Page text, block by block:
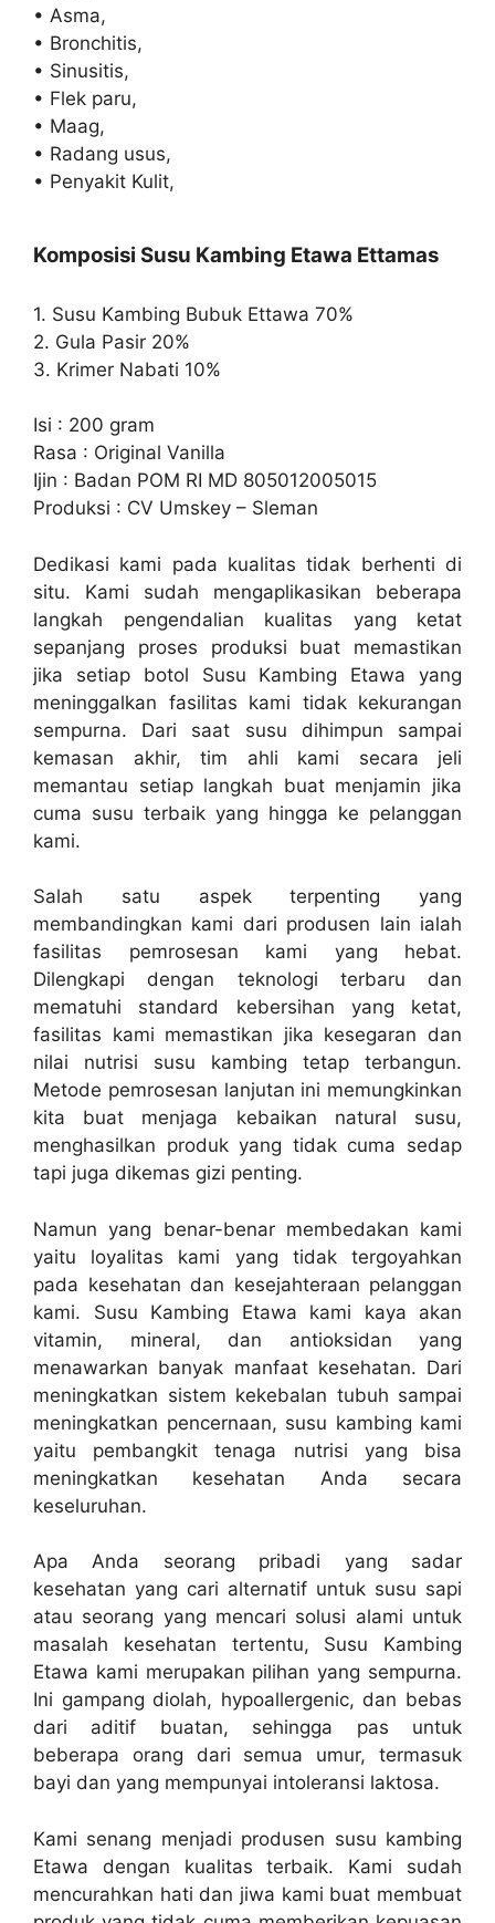
• Asma,
• Bronchitis,
• Sinusitis,
• Flek paru,
• Maag,
• Radang usus,
• Penyakit Kulit,
Komposisi Susu Kambing Etawa Ettamas
1. Susu Kambing Bubuk Ettawa 70%
2. Gula Pasir 20%
3. Krimer Nabati 10%
Isi : 200 gram
Rasa : Original Vanilla
Ijin : Badan POM RI MD 805012005015
Produksi : CV Umskey – Sleman
Dedikasi kami pada kualitas tidak berhenti di
situ. Kami sudah mengaplikasikan beberapa
langkah pengendalian kualitas yang ketat
sepanjang proses produksi buat memastikan
jika setiap botol Susu Kambing Etawa yang
meninggalkan fasilitas kami tidak kekurangan
sempurna. Dari saat susu dihimpun sampai
kemasan akhir, tim ahli kami secara jeli
memantau setiap langkah buat menjamin jika
cuma susu terbaik yang hingga ke pelanggan
kami.
Salah satu aspek terpenting yang
membandingkan kami dari produsen lain ialah
fasilitas pemrosesan kami yang hebat.
Dilengkapi dengan teknologi terbaru dan
mematuhi standard kebersihan yang ketat,
fasilitas kami memastikan jika kesegaran dan
nilai nutrisi susu kambing tetap terbangun.
Metode pemrosesan lanjutan ini memungkinkan
kita buat menjaga kebaikan natural susu,
menghasilkan produk yang tidak cuma sedap
tapi juga dikemas gizi penting.
Namun yang benar-benar membedakan kami
yaitu loyalitas kami yang tidak tergoyahkan
pada kesehatan dan kesejahteraan pelanggan
kami. Susu Kambing Etawa kami kaya akan
vitamin, mineral, dan antioksidan yang
menawarkan banyak manfaat kesehatan. Dari
meningkatkan sistem kekebalan tubuh sampai
meningkatkan pencernaan, susu kambing kami
yaitu pembangkit tenaga nutrisi yang bisa
meningkatkan kesehatan Anda secara
keseluruhan.
Apa Anda seorang pribadi yang sadar
kesehatan yang cari alternatif untuk susu sapi
atau seorang yang mencari solusi alami untuk
masalah kesehatan tertentu, Susu Kambing
Etawa kami merupakan pilihan yang sempurna.
Ini gampang diolah, hypoallergenic, dan bebas
dari aditif buatan, sehingga pas untuk
beberapa orang dari semua umur, termasuk
bayi dan yang mempunyai intoleransi laktosa.
Kami senang menjadi produsen susu kambing
Etawa dengan kualitas terbaik. Kami sudah
mencurahkan hati dan jiwa kami buat membuat